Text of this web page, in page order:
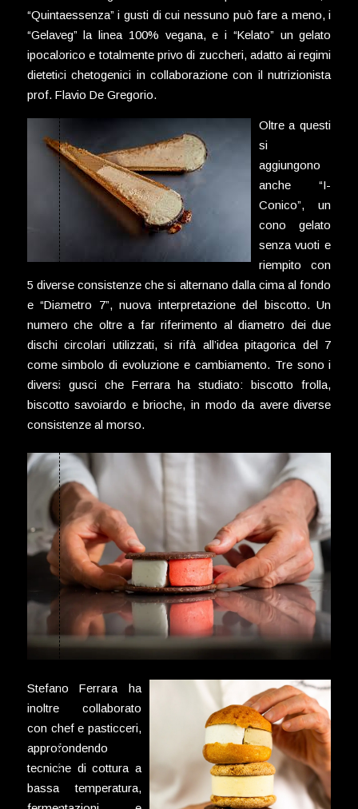
“Quintaessenza” i gusti di cui nessuno può fare a meno, i
“Gelaveg” la linea 100% vegana, e i “Kelato” un gelato
ipocalorico e totalmente privo di zuccheri, adatto ai regimi
dietetici chetogenici in collaborazione con il nutrizionista
prof. Flavio De Gregorio.
Oltre a questi
si
aggiungono
anche “I-
Conico”, un
cono gelato
senza vuoti e
riempito con
5 diverse consistenze che si alternano dalla cima al fondo
e “Diametro 7”, nuova interpretazione del biscotto. Un
numero che oltre a far riferimento al diametro dei due
dischi circolari utilizzati, si rifà all’idea pitagorica del 7
come simbolo di evoluzione e cambiamento. Tre sono i
diversi gusci che Ferrara ha studiato: biscotto frolla,
biscotto savoiardo e brioche, in modo da avere diverse
consistenze al morso.
Stefano Ferrara ha
inoltre collaborato
con chef e pasticceri,
approfondendo
tecniche di cottura a
bassa temperatura,